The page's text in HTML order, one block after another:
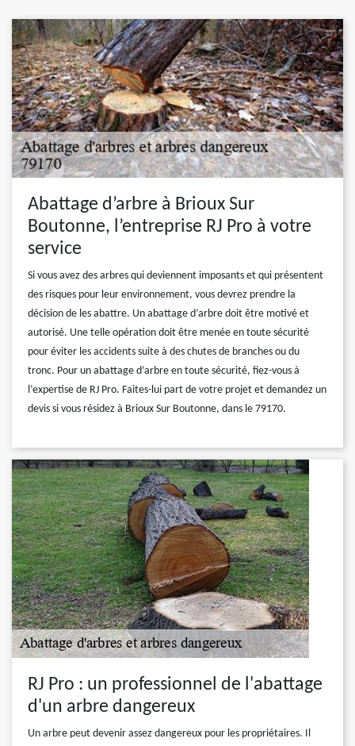
Abattage d’arbre à Brioux Sur
Boutonne, l’entreprise RJ Pro à votre
service
Si vous avez des arbres qui deviennent imposants et qui présentent
des risques pour leur environnement, vous devrez prendre la
décision de les abattre. Un abattage d’arbre doit être motivé et
autorisé. Une telle opération doit être menée en toute sécurité
pour éviter les accidents suite à des chutes de branches ou du
tronc. Pour un abattage d’arbre en toute sécurité, fiez-vous à
l’expertise de RJ Pro. Faites-lui part de votre projet et demandez un
devis si vous résidez à Brioux Sur Boutonne, dans le 79170.
RJ Pro : un professionnel de l'abattage
d'un arbre dangereux
Un arbre peut devenir assez dangereux pour les propriétaires. Il